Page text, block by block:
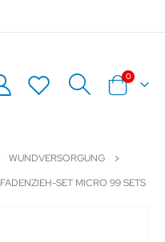
Warenkorb
0Artikel
WUNDVERSORGUNG
FADENZIEH-SET MICRO 99 SETS